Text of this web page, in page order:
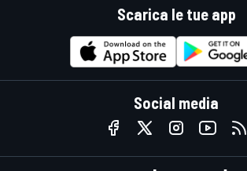
Scarica le tue app
Social media